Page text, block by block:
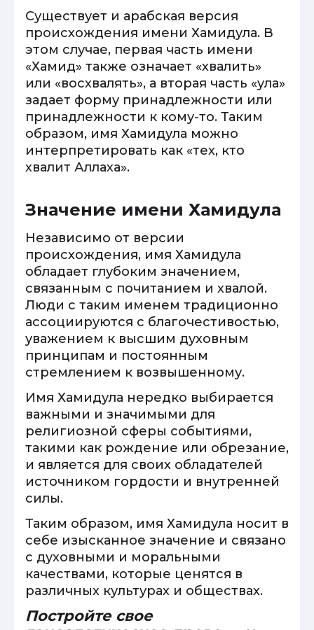
Существует и арабская версия
происхождения имени Хамидула. В
этом случае, первая часть имени
«Хамид» также означает «хвалить»
или «восхвалять», а вторая часть «ула»
задает форму принадлежности или
принадлежности к кому-то. Таким
образом, имя Хамидула можно
интерпретировать как «тех, кто
хвалит Аллаха».
Значение имени Хамидула
Независимо от версии
происхождения, имя Хамидула
обладает глубоким значением,
связанным с почитанием и хвалой.
Люди с таким именем традиционно
ассоциируются с благочестивостью,
уважением к высшим духовным
принципам и постоянным
стремлением к возвышенному.
Имя Хамидула нередко выбирается
важными и значимыми для
религиозной сферы событиями,
такими как рождение или обрезание,
и является для своих обладателей
источником гордости и внутренней
силы.
Таким образом, имя Хамидула носит в
себе изысканное значение и связано
с духовными и моральными
качествами, которые ценятся в
различных культурах и обществах.
Постройте свое